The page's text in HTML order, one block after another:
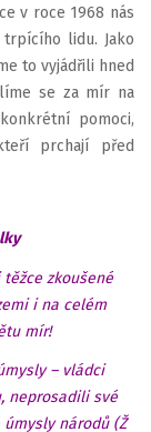
v roce 1968 nás
lidu. Jako
to vyjádřili hned
se za mír na
pomoci,
prchají před
zkoušené
i na celém
mír!
– vládci
neprosadili své
národů (Ž